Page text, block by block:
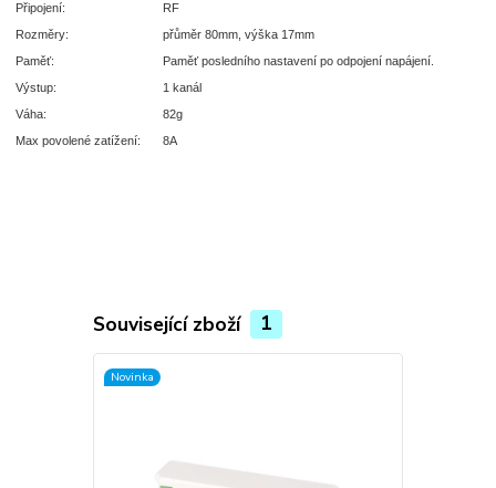
Připojení:
RF
Rozměry:
přůměr 80mm, výška 17mm
Paměť:
Paměť posledního nastavení po odpojení napájení.
Výstup:
1 kanál
Váha:
82g
Max povolené zatížení:
8A
Související zboží 1
Novinka